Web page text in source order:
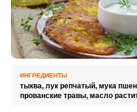
ИНГРЕДИЕНТЫ
тыква, лук репчатый, мука
прованские травы, масло